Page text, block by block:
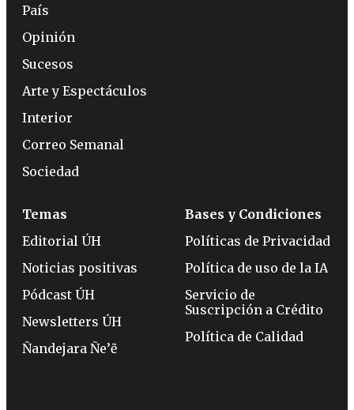
País
Opinión
Sucesos
Arte y Espectáculos
Interior
Correo Semanal
Sociedad
Temas
Editorial ÚH
Noticias positivas
Pódcast ÚH
Newsletters ÚH
Ñandejara Ñe’ẽ
Bases y Condiciones
Políticas de Privacidad
Política de uso de la IA
Servicio de
Suscripción a Crédito
Política de Calidad